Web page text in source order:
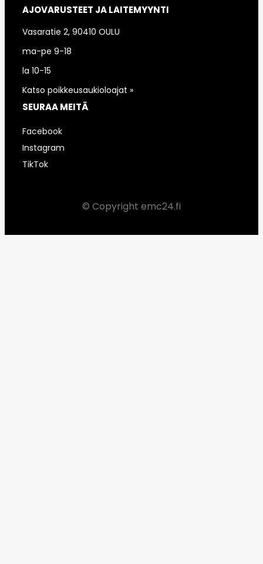
AJOVARUSTEET JA LAITEMYYNTI
Vasaratie 2, 90410 OULU
ma-pe 9-18
la 10-15
Katso poikkeusaukioloajat »
SEURAA MEITÄ
Facebook
Instagram
TikTok
© Copyright emc24.fi